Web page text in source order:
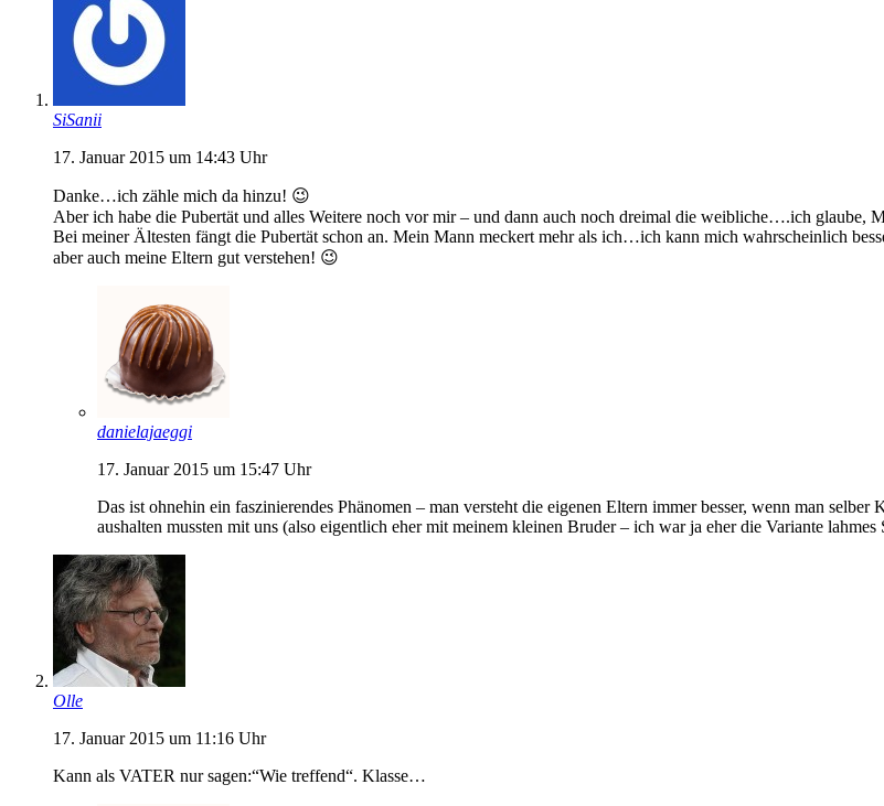
SiSanii
17. Januar 2015 um 14:43 Uhr
Danke…ich zähle mich da hinzu! 😉
Aber ich habe die Pubertät und alles Weitere noch vor mir – und dann auch noch dreimal die weibliche….ich glaube,
Bei meiner Ältesten fängt die Pubertät schon an. Mein Mann meckert mehr als ich…ich kann mich wahrscheinlich
aber auch meine Eltern gut verstehen! 😉
danielajaeggi
17. Januar 2015 um 15:47 Uhr
Das ist ohnehin ein faszinierendes Phänomen – man versteht die eigenen Eltern immer besser, wenn man
aushalten mussten mit uns (also eigentlich eher mit meinem kleinen Bruder – ich war ja eher die Variante
Olle
17. Januar 2015 um 11:16 Uhr
Kann als VATER nur sagen:“Wie treffend“. Klasse…